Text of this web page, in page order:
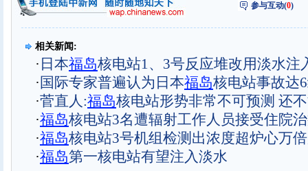
参与互动(0)
相关新闻:
· 日本福岛核电站1、3号反应堆改用淡水注
· 国际专家普遍认为日本福岛核电站事故达
·菅直人:福岛核电站形势非常不可预测 还
·福岛核电站3名遭辐射工作人员接受住院
·福岛核电站3号机组检测出浓度超炉心万
·福岛第一核电站有望注入淡水